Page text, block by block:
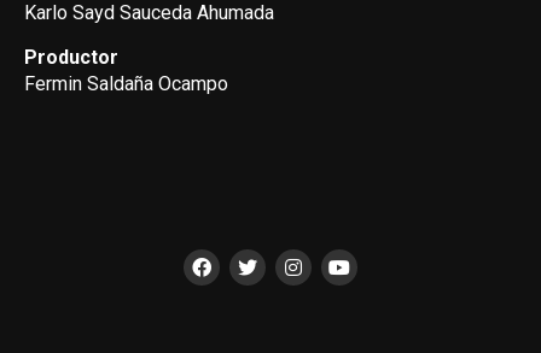
Karlo Sayd Sauceda Ahumada
Productor
Fermin Saldaña Ocampo